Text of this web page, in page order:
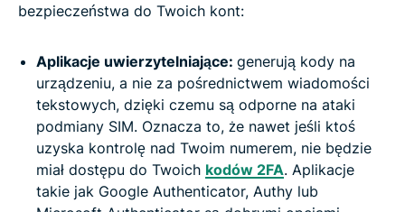
bezpieczeństwa do Twoich kont:
Aplikacje uwierzytelniające: generują kody na
urządzeniu, a nie za pośrednictwem wiadomości
tekstowych, dzięki czemu są odporne na ataki
podmiany SIM. Oznacza to, że nawet jeśli ktoś
uzyska kontrolę nad Twoim numerem, nie będzie
miał dostępu do Twoich kodów 2FA. Aplikacje
takie jak Google Authenticator, Authy lub